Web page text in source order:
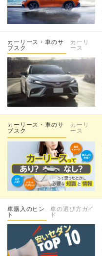
カーリース・車のサ
ブスク
カーリ
ース
カーリース・車のサ
ブスク
カーリ
ース
車購入のヒン
ト
車の選び方ガイ
ド